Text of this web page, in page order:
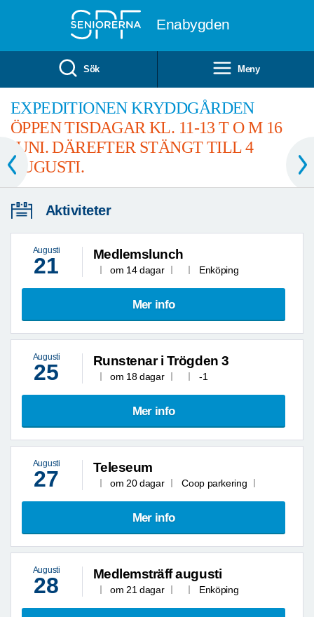
Enabygden
Sök Meny
EXPEDITIONEN KRYDDGÅRDEN
ÖPPEN TISDAGAR KL. 11-13 T O M 16
JUNI. DÄREFTER STÄNGT TILL 4
AUGUSTI.
Aktiviteter
Augusti
21 Medlemslunch
om 14 dagar Enköping
Mer info
Augusti
25 Runstenar i Trögden 3
om 18 dagar -1
Mer info
Augusti
27 Teleseum
om 20 dagar Coop parkering
Mer info
Augusti
28 Medlemsträff augusti
om 21 dagar Enköping